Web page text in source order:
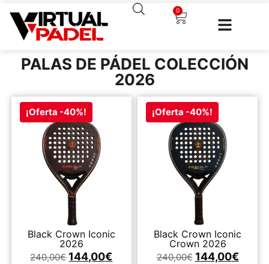
0
PALAS DE PÁDEL COLECCIÓN
2026
¡Oferta -40%!
Black Crown Iconic
2026
240,00€ 144,00€
¡Oferta -40%!
Black Crown Iconic
Crown 2026
240,00€ 144,00€